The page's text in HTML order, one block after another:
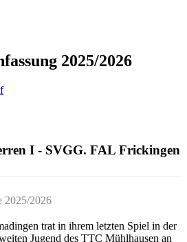
2025/2026
I - SVGG. FAL Frickingen
2025/2026
trat in ihrem letzten Spiel in der
Jugend des TTC Mühlhausen an